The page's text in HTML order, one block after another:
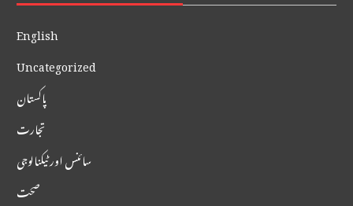
English
Uncategorized
پاکستان
تجارت
سائنس اور ٹیکنالوجی
صحت